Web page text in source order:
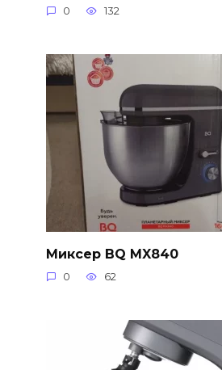
0 132
Миксер BQ MX840
0 62